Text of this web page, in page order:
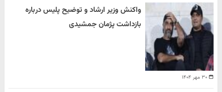
۳۰ مهر ۱۴۰۴
واکنش وزیر ارشاد و توضیح پلیس درباره
بازداشت پژمان جمشیدی